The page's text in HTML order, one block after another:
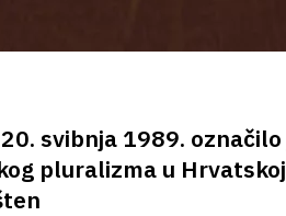
svibnja 1989.
pluralizma u